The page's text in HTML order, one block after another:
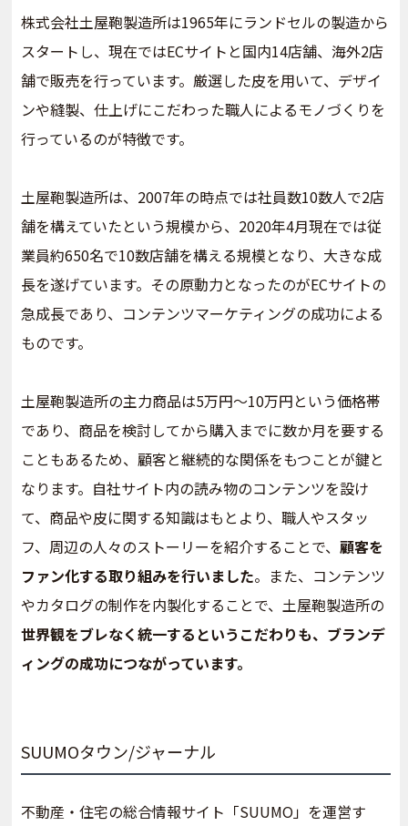
株式会社土屋鞄製造所は1965年にランドセルの製造から
スタートし、現在ではECサイトと国内14店舗、海外2店
舗で販売を行っています。厳選した皮を用いて、デザイ
ンや縫製、仕上げにこだわった職人によるモノづくりを
行っているのが特徴です。
土屋鞄製造所は、2007年の時点では社員数10数人で2店
舗を構えていたという規模から、2020年4月現在では従
業員約650名で10数店舗を構える規模となり、大きな成
長を遂げています。その原動力となったのがECサイトの
急成長であり、コンテンツマーケティングの成功による
ものです。
土屋鞄製造所の主力商品は5万円～10万円という価格帯
であり、商品を検討してから購入までに数か月を要する
こともあるため、顧客と継続的な関係をもつことが鍵と
なります。自社サイト内の読み物のコンテンツを設け
て、商品や皮に関する知識はもとより、職人やスタッ
フ、周辺の人々のストーリーを紹介することで、顧客を
ファン化する取り組みを行いました。また、コンテンツ
やカタログの制作を内製化することで、土屋鞄製造所の
世界観をブレなく統一するというこだわりも、ブランデ
ィングの成功につながっています。
SUUMOタウン/ジャーナル
不動産・住宅の総合情報サイト「SUUMO」を運営す